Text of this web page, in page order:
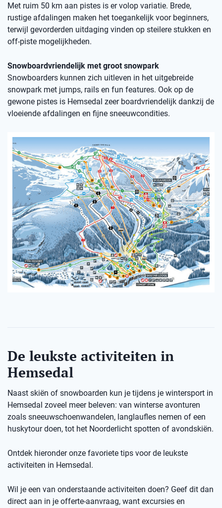
Met ruim 50 km aan pistes is er volop variatie. Brede,
rustige afdalingen maken het toegankelijk voor beginners,
terwijl gevorderden uitdaging vinden op steilere stukken en
off-piste mogelijkheden.
Snowboardvriendelijk met groot snowpark
Snowboarders kunnen zich uitleven in het uitgebreide
snowpark met jumps, rails en fun features. Ook op de
gewone pistes is Hemsedal zeer boardvriendelijk dankzij de
vloeiende afdalingen en fijne sneeuwcondities.
De leukste activiteiten in
Hemsedal
Naast skiën of snowboarden kun je tijdens je wintersport in
Hemsedal zoveel meer beleven: van winterse avonturen
zoals sneeuwschoenwandelen, langlaufles nemen of een
huskytour doen, tot het Noorderlicht spotten of avondskiën.
Ontdek hieronder onze favoriete tips voor de leukste
activiteiten in Hemsedal.
Wil je een van onderstaande activiteiten doen? Geef dit dan
direct aan in je offerte-aanvraag, want excursies en